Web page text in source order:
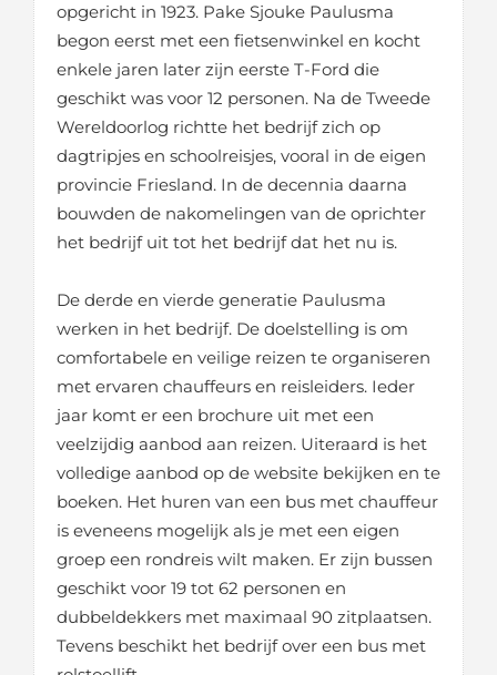
opgericht in 1923. Pake Sjouke Paulusma
begon eerst met een fietsenwinkel en kocht
enkele jaren later zijn eerste T-Ford die
geschikt was voor 12 personen. Na de Tweede
Wereldoorlog richtte het bedrijf zich op
dagtripjes en schoolreisjes, vooral in de eigen
provincie Friesland. In de decennia daarna
bouwden de nakomelingen van de oprichter
het bedrijf uit tot het bedrijf dat het nu is.
De derde en vierde generatie Paulusma
werken in het bedrijf. De doelstelling is om
comfortabele en veilige reizen te organiseren
met ervaren chauffeurs en reisleiders. Ieder
jaar komt er een brochure uit met een
veelzijdig aanbod aan reizen. Uiteraard is het
volledige aanbod op de website bekijken en te
boeken. Het huren van een bus met chauffeur
is eveneens mogelijk als je met een eigen
groep een rondreis wilt maken. Er zijn bussen
geschikt voor 19 tot 62 personen en
dubbeldekkers met maximaal 90 zitplaatsen.
Tevens beschikt het bedrijf over een bus met